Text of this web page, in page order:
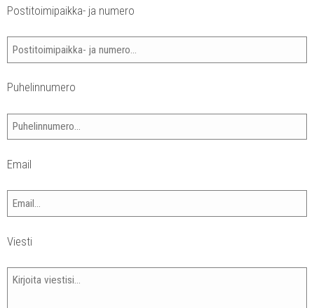
Postitoimipaikka- ja numero
Puhelinnumero
Email
Viesti